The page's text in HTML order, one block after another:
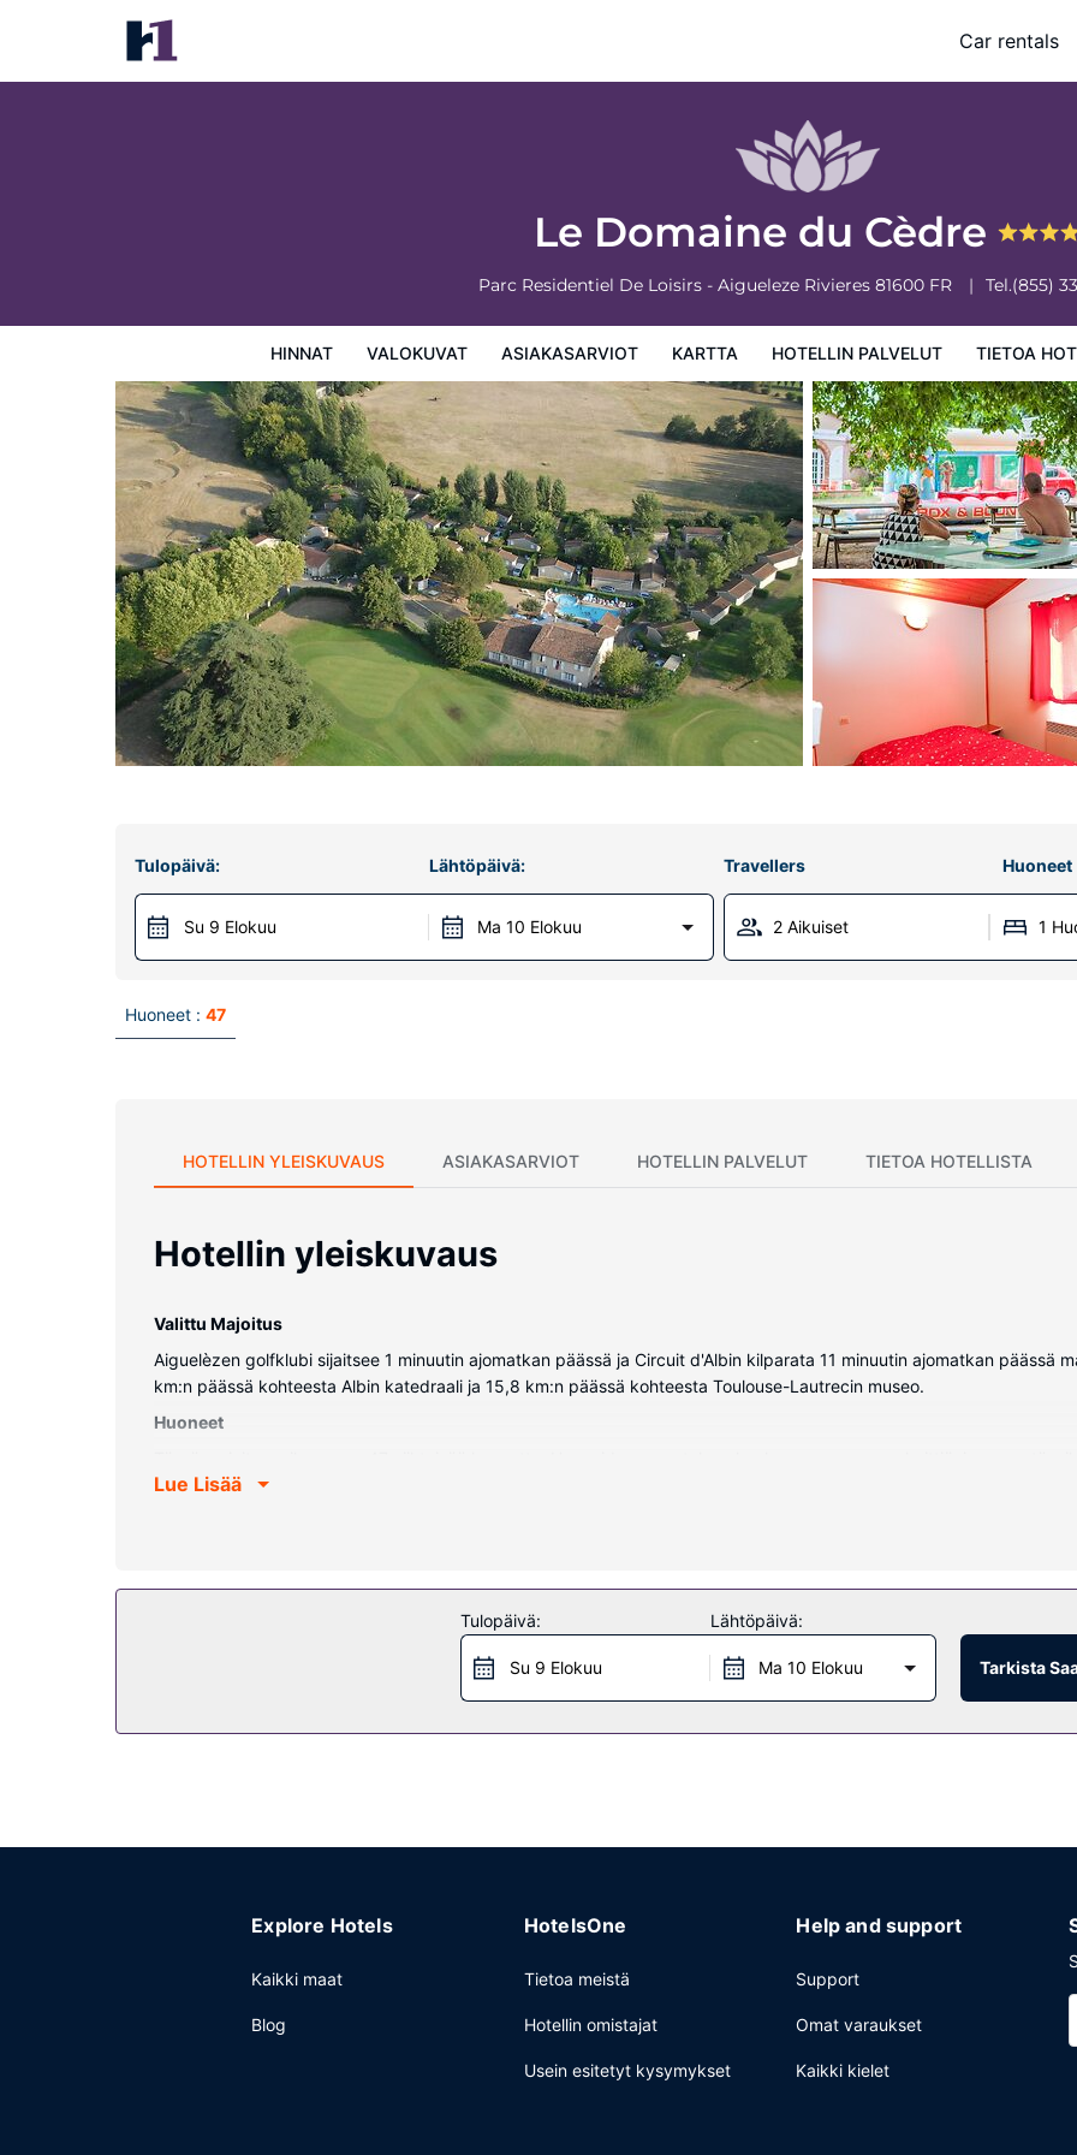
Car rentals
Le Domaine du Cèdre
Parc Residentiel De Loisirs - Aigueleze Rivieres 81600 FR Tel.(855)
HINNAT VALOKUVAT ASIAKASARVIOT KARTTA HOTELLIN PALVELUT TIETOA
Le Domaine du Cèdre
Hinnat
Tulopäivä:
Su 9 Elokuu
Lähtöpäivä:
Ma 10 Elokuu
Travellers Huoneet
2 Aikuiset 1
Huoneet : 47
HOTELLIN YLEISKUVAUS ASIAKASARVIOT HOTELLIN PALVELUT TIETOA HOTELLISTA
Hotellin yleiskuvaus
Valittu Majoitus
Aiguelèzen golfklubi sijaitsee 1 minuutin ajomatkan päässä ja Circuit d'Albin kilparata 11 minuutin ajomatkan päässä
km:n päässä kohteesta Albin katedraali ja 15,8 km:n päässä kohteesta Toulouse-Lautrecin museo.
Huoneet
langaton internetyhteys pitää sinut yhteydessä verkkoon. Käytössäsi on muun muassa mikroaaltouuni ja kahvin-/
valvottu lastenhoito ja televisio yleisissä tiloissa.
Le restaurant du Cèdre palvelee majoituspaikan asiakkaita. Päätä päiväsi nauttimalla muutama drinkki baarissa.
Lue Lisää
Tulopäivä:
Su 9 Elokuu
Lähtöpäivä:
Ma 10 Elokuu Tarkista
Explore Hotels
Kaikki maat
Blog
HotelsOne
Tietoa meistä
Hotellin omistajat
Usein esitetyt kysymykset
Help and support
Support
Omat varaukset
Kaikki kielet